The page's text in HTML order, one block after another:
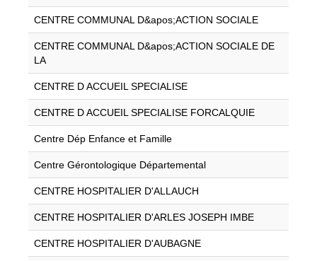
CENTRE COMMUNAL D&apos;ACTION SOCIALE
CENTRE COMMUNAL D&apos;ACTION SOCIALE DE
LA
CENTRE D ACCUEIL SPECIALISE
CENTRE D ACCUEIL SPECIALISE FORCALQUIE
Centre Dép Enfance et Famille
Centre Gérontologique Départemental
CENTRE HOSPITALIER D'ALLAUCH
CENTRE HOSPITALIER D'ARLES JOSEPH IMBE
CENTRE HOSPITALIER D'AUBAGNE